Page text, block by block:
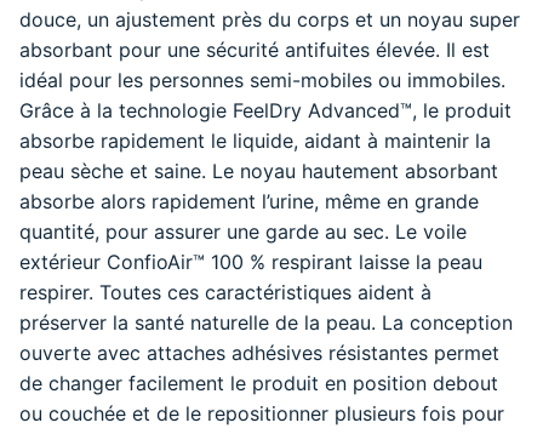
douce, un ajustement près du corps et un noyau super
absorbant pour une sécurité antifuites élevée. Il est
idéal pour les personnes semi-mobiles ou immobiles.
Grâce à la technologie FeelDry Advanced™, le produit
absorbe rapidement le liquide, aidant à maintenir la
peau sèche et saine. Le noyau hautement absorbant
absorbe alors rapidement l’urine, même en grande
quantité, pour assurer une garde au sec. Le voile
extérieur ConfioAir™ 100 % respirant laisse la peau
respirer. Toutes ces caractéristiques aident à
préserver la santé naturelle de la peau. La conception
ouverte avec attaches adhésives résistantes permet
de changer facilement le produit en position debout
ou couchée et de le repositionner plusieurs fois pour